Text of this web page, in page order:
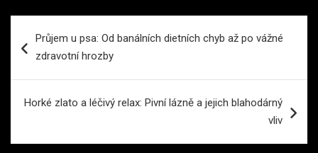
proPrůjem u psa: Od banálních dietních chyb až po vážné
zdravotní hrozby
Horké zlato a léčivý relax: Pivní lázně a jejich blahodárný
vliv